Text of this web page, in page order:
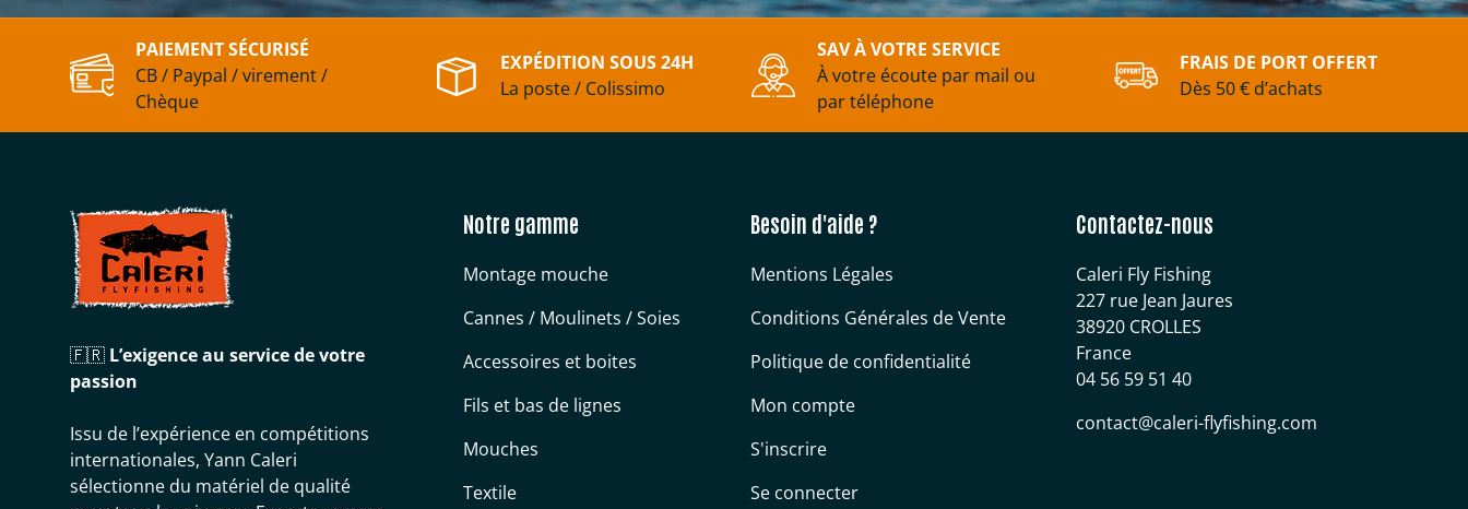
PAIEMENT SÉCURISÉ
CB / Paypal / virement /
Chèque
EXPÉDITION SOUS 24H
La poste / Colissimo
SAV À VOTRE SERVICE
À votre écoute par mail ou
par téléphone
FRAIS DE PORT OFFERT
Dès 50 € d’achats
🇫🇷 L’exigence au service de votre
passion
Issu de l’expérience en compétitions
internationales, Yann Caleri
sélectionne du matériel de qualité
Notre gamme
Montage mouche
Cannes / Moulinets / Soies
Accessoires et boites
Fils et bas de lignes
Mouches
Textile
Besoin d'aide ?
Mentions Légales
Conditions Générales de Vente
Politique de confidentialité
Mon compte
S'inscrire
Se connecter
Contactez-nous
Caleri Fly Fishing
227 rue Jean Jaures
38920 CROLLES
France
04 56 59 51 40
contact@caleri-flyfishing.com